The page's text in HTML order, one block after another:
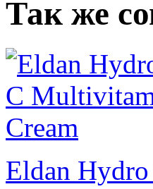
Так же
Eldan